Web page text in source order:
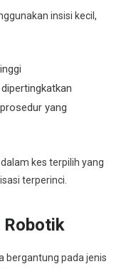
insisi kecil,
yang
kes terpilih yang
terperinci.
Robotik
bergantung pada jenis